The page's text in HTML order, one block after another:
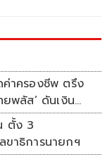
ค่าครองชีพ ตรึง
ยพลัส’ ดันเงิน
ตั้ง 3
ขาธิการนายกฯ